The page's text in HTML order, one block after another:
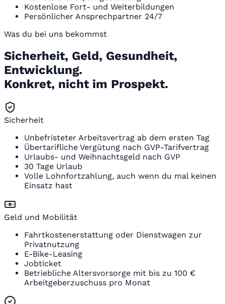
Kostenlose Fort- und Weiterbildungen
Persönlicher Ansprechpartner 24/7
Was du bei uns bekommst
Sicherheit, Geld, Gesundheit,
Entwicklung.
Konkret, nicht im Prospekt.
Sicherheit
Unbefristeter Arbeitsvertrag ab dem ersten Tag
Übertarifliche Vergütung nach GVP-Tarifvertrag
Urlaubs- und Weihnachtsgeld nach GVP
30 Tage Urlaub
Volle Lohnfortzahlung, auch wenn du mal keinen
Einsatz hast
Geld und Mobilität
Fahrtkostenerstattung oder Dienstwagen zur
Privatnutzung
E-Bike-Leasing
Jobticket
Betriebliche Altersvorsorge mit bis zu 100 €
Arbeitgeberzuschuss pro Monat